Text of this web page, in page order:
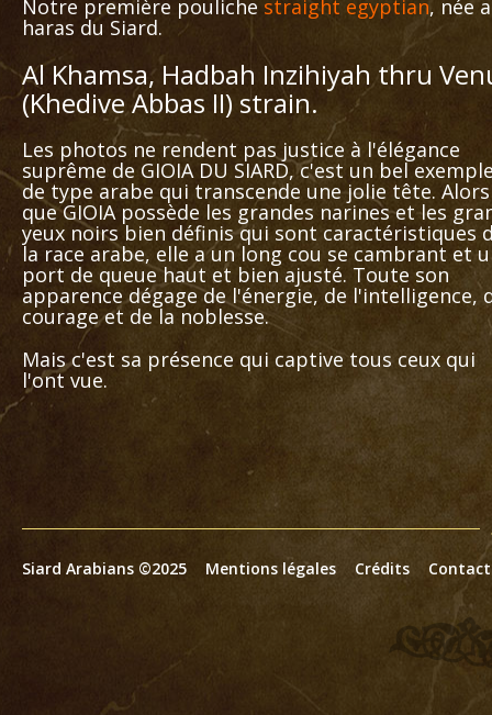
Notre première pouliche straight egyptian, née
haras du Siard.
Al Khamsa, Hadbah Inzihiyah thru
(Khedive Abbas II) strain.
Les photos ne rendent pas justice à l'élégance
suprême de GIOIA DU SIARD, c'est un bel
de type arabe qui transcende une jolie tête. Alors
que GIOIA possède les grandes narines et les
yeux noirs bien définis qui sont caractéristiques
la race arabe, elle a un long cou se cambrant et
port de queue haut et bien ajusté. Toute son
apparence dégage de l'énergie, de l'intelligence,
courage et de la noblesse.
Mais c'est sa présence qui captive tous ceux qui
l'ont vue.
Siard Arabians ©2025 Mentions légales Crédits Contact